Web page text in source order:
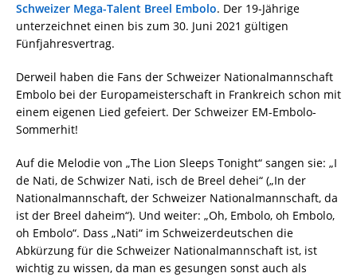
Schweizer Mega-Talent Breel Embolo. Der 19-Jährige
unterzeichnet einen bis zum 30. Juni 2021 gültigen
Fünfjahresvertrag.
Derweil haben die Fans der Schweizer Nationalmannschaft
Embolo bei der Europameisterschaft in Frankreich schon mit
einem eigenen Lied gefeiert. Der Schweizer EM-Embolo-
Sommerhit!
Auf die Melodie von „The Lion Sleeps Tonight“ sangen sie: „I
de Nati, de Schwizer Nati, isch de Breel dehei“ („In der
Nationalmannschaft, der Schweizer Nationalmannschaft, da
ist der Breel daheim“). Und weiter: „Oh, Embolo, oh Embolo,
oh Embolo“. Dass „Nati“ im Schweizerdeutschen die
Abkürzung für die Schweizer Nationalmannschaft ist, ist
wichtig zu wissen, da man es gesungen sonst auch als